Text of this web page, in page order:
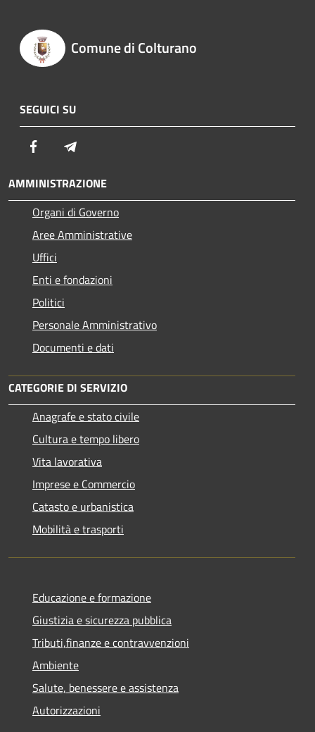
Comune di Colturano
SEGUICI SU
Facebook
AMMINISTRAZIONE
Organi di Governo
Aree Amministrative
Uffici
Enti e fondazioni
Politici
Personale Amministrativo
Documenti e dati
CATEGORIE DI SERVIZIO
Anagrafe e stato civile
Cultura e tempo libero
Vita lavorativa
Imprese e Commercio
Catasto e urbanistica
Mobilità e trasporti
Educazione e formazione
Giustizia e sicurezza pubblica
Tributi,finanze e contravvenzioni
Ambiente
Salute, benessere e assistenza
Autorizzazioni